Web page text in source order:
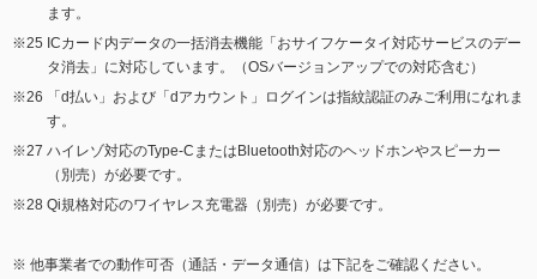
ます。
ICカード内データの一括消去機能「おサイフケータイ対応サービスのデー
タ消去」に対応しています。（OSバージョンアップでの対応含む）
「d払い」および「dアカウント」ログインは指紋認証のみご利用になれま
す。
ハイレゾ対応のType-CまたはBluetooth対応のヘッドホンやスピーカー
（別売）が必要です。
Qi規格対応のワイヤレス充電器（別売）が必要です。
他事業者での動作可否（通話・データ通信）は下記をご確認ください。